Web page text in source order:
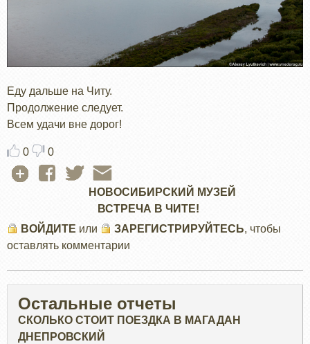
Еду дальше на Читу.
Продолжение следует.
Всем удачи вне дорог!
0 0
НОВОСИБИРСКИЙ МУЗЕЙ
ВСТРЕЧА В ЧИТЕ!
ВОЙДИТЕ или ЗАРЕГИСТРИРУЙТЕСЬ, чтобы
оставлять комментарии
Остальные отчеты
СКОЛЬКО СТОИТ ПОЕЗДКА В МАГАДАН
ДНЕПРОВСКИЙ